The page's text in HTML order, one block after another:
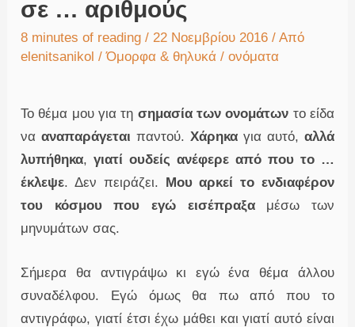
σε … αριθμούς
8 minutes of reading / 22 Νοεμβρίου 2016 / Από
elenitsanikol /Όμορφα & θηλυκά /ονόματα
Το θέμα μου για τη σημασία των ονομάτων το είδα
νααναπαράγεται παντού.Χάρηκα για αυτό, αλλά
λυπήθηκα,γιατί ουδείς ανέφερε από που το …
έκλεψε. Δεν πειράζει. Μου αρκεί το ενδιαφέρον
του κόσμου που εγώ εισέπραξαμέσω των
μηνυμάτων σας.
Σήμερα θα αντιγράψω κι εγώ ένα θέμα άλλου
συναδέλφου. Εγώ όμως θα πω από που το
αντιγράφω, γιατί έτσι έχω μάθει και γιατί αυτό είναι